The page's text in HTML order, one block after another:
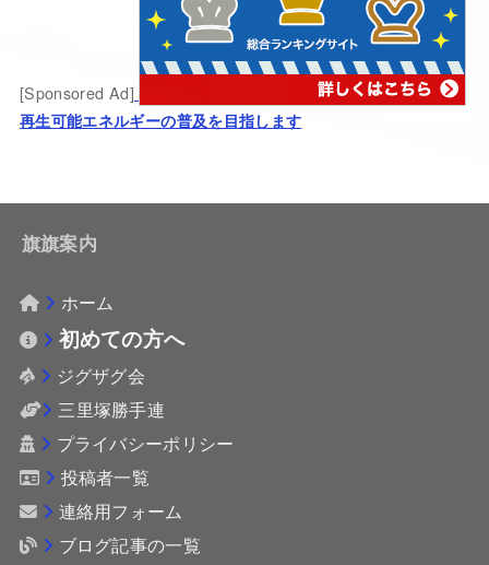
[Sponsored Ad]
再生可能エネルギーの普及を目指します
旗旗案内
ホーム
初めての方へ
ジグザグ会
三里塚勝手連
プライバシーポリシー
投稿者一覧
連絡用フォーム
ブログ記事の一覧